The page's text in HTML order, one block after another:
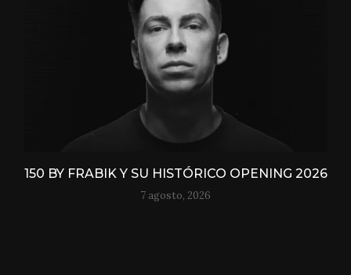
150 BY FRABIK Y SU HISTÓRICO OPENING 2026
7 agosto, 2026